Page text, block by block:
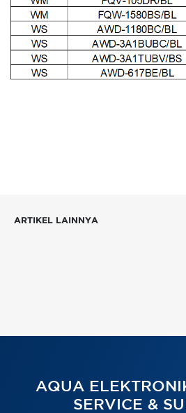
ARTIKEL LAINNYA
AQUA
SERVICE &